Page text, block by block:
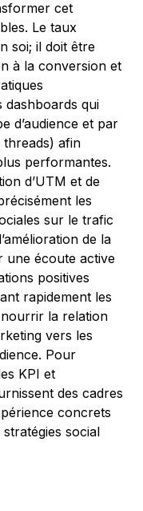
cet
Le taux
soi; il doit être
à la conversion et
dashboards qui
d’audience et par
afin
performantes.
d’UTM et de
les
sur le trafic
de la
une écoute active
positives
rapidement les
nourrir la relation
vers les
Pour
KPI et
des cadres
concrets
social